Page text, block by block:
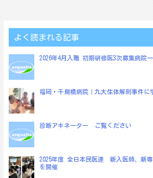
シ
ョ
ン
よく読まれる記事
2026年4月入職 初期研修医3次募集病院
福岡・千鳥橋病院｜九大生体解剖事件に
診断アキネーター ご覧ください
2025年度 全日本民医連 新入医師、新
を開催